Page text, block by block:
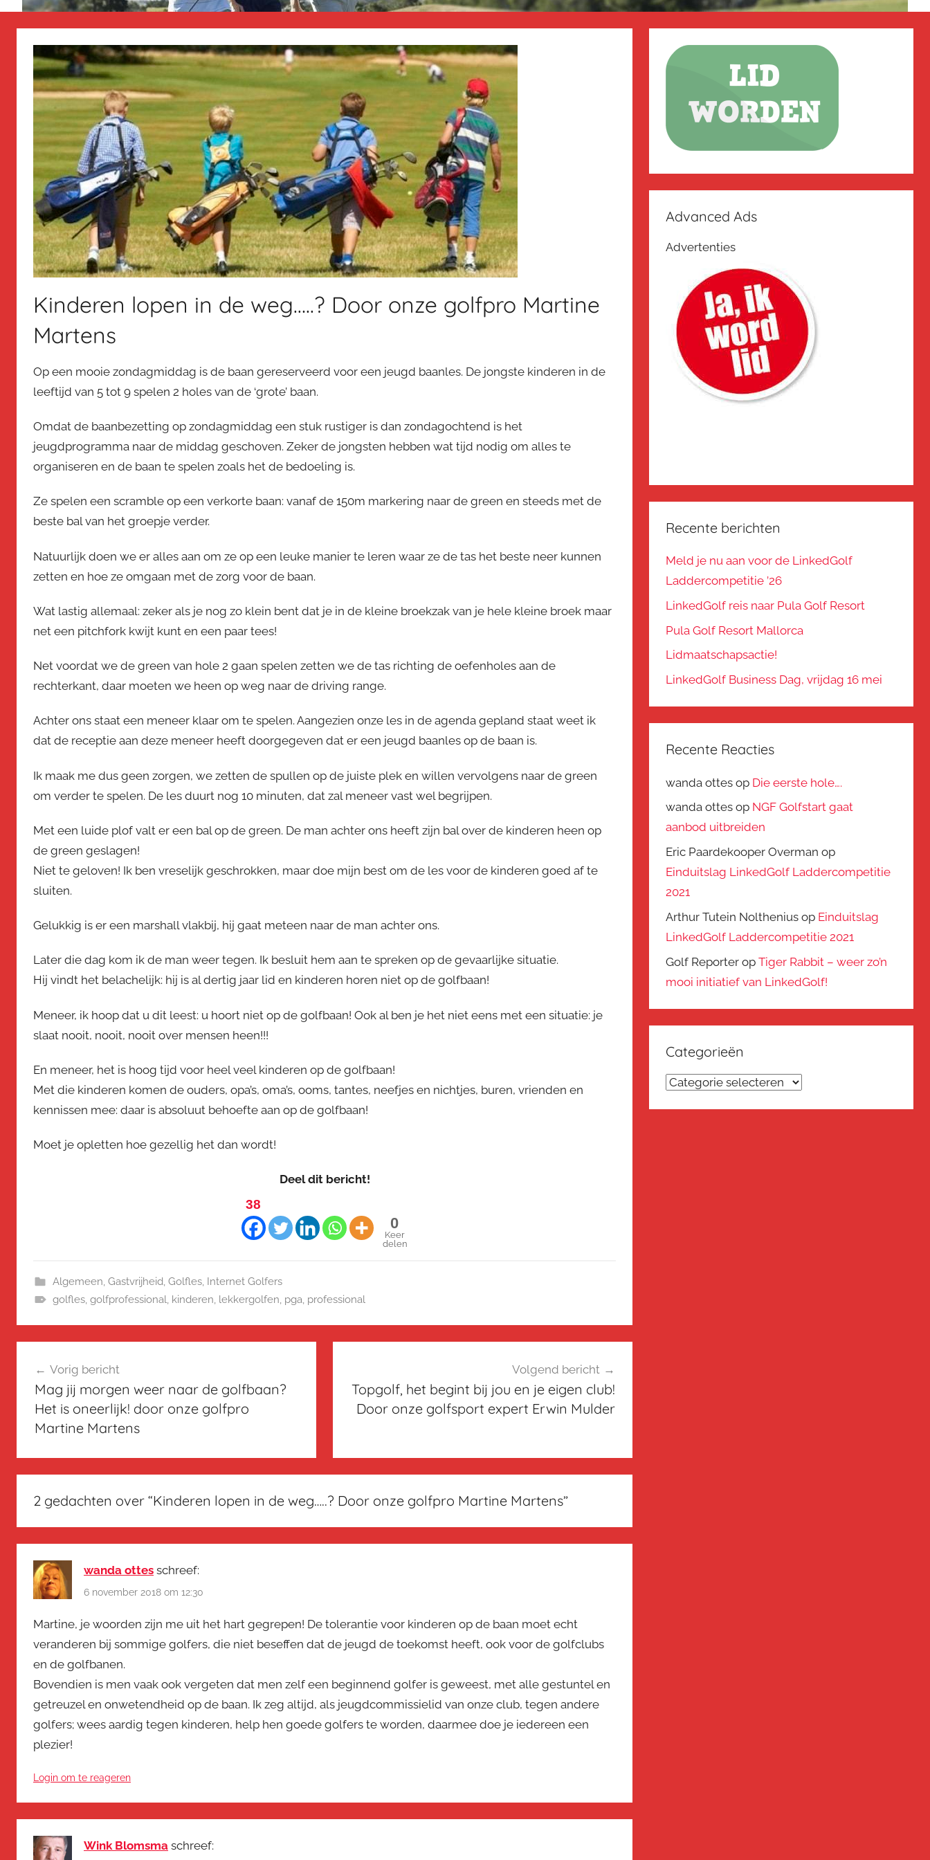
Kinderen lopen in de weg…..? Door onze golfpro Martine
Martens
Op een mooie zondagmiddag is de baan gereserveerd voor een jeugd baanles. De jongste kinderen in de
leeftijd van 5 tot 9 spelen 2 holes van de ‘grote’ baan.
Omdat de baanbezetting op zondagmiddag een stuk rustiger is dan zondagochtend is het
jeugdprogramma naar de middag geschoven. Zeker de jongsten hebben wat tijd nodig om alles te
organiseren en de baan te spelen zoals het de bedoeling is.
Ze spelen een scramble op een verkorte baan: vanaf de 150m markering naar de green en steeds met de
beste bal van het groepje verder.
Natuurlijk doen we er alles aan om ze op een leuke manier te leren waar ze de tas het beste neer kunnen
zetten en hoe ze omgaan met de zorg voor de baan.
Wat lastig allemaal: zeker als je nog zo klein bent dat je in de kleine broekzak van je hele kleine broek maar
net een pitchfork kwijt kunt en een paar tees!
Net voordat we de green van hole 2 gaan spelen zetten we de tas richting de oefenholes aan de
rechterkant, daar moeten we heen op weg naar de driving range.
Achter ons staat een meneer klaar om te spelen. Aangezien onze les in de agenda gepland staat weet ik
dat de receptie aan deze meneer heeft doorgegeven dat er een jeugd baanles op de baan is.
Ik maak me dus geen zorgen, we zetten de spullen op de juiste plek en willen vervolgens naar de green
om verder te spelen. De les duurt nog 10 minuten, dat zal meneer vast wel begrijpen.
Met een luide plof valt er een bal op de green. De man achter ons heeft zijn bal over de kinderen heen op
de green geslagen!
Niet te geloven! Ik ben vreselijk geschrokken, maar doe mijn best om de les voor de kinderen goed af te
sluiten.
Gelukkig is er een marshall vlakbij, hij gaat meteen naar de man achter ons.
Later die dag kom ik de man weer tegen. Ik besluit hem aan te spreken op de gevaarlijke situatie.
Hij vindt het belachelijk: hij is al dertig jaar lid en kinderen horen niet op de golfbaan!
Meneer, ik hoop dat u dit leest: u hoort niet op de golfbaan! Ook al ben je het niet eens met een situatie: je
slaat nooit, nooit, nooit over mensen heen!!!
En meneer, het is hoog tijd voor heel veel kinderen op de golfbaan!
Met die kinderen komen de ouders, opa’s, oma’s, ooms, tantes, neefjes en nichtjes, buren, vrienden en
kennissen mee: daar is absoluut behoefte aan op de golfbaan!
Moet je opletten hoe gezellig het dan wordt!
Deel dit bericht!
38
0
Keer
delen
Algemeen, Gastvrijheid, Golfles, Internet Golfers
golfles, golfprofessional, kinderen, lekkergolfen, pga, professional
navigatie
Vorig bericht
Mag jij morgen weer naar de golfbaan?
Het is oneerlijk! door onze golfpro
Martine Martens
Volgend bericht
Topgolf, het begint bij jou en je eigen club!
Door onze golfsport expert Erwin Mulder
2 gedachten over “Kinderen lopen in de weg…..? Door onze golfpro Martine Martens”
wanda ottes schreef:
6 november 2018 om 12:30
Martine, je woorden zijn me uit het hart gegrepen! De tolerantie voor kinderen op de baan moet echt
veranderen bij sommige golfers, die niet beseffen dat de jeugd de toekomst heeft, ook voor de golfclubs
en de golfbanen.
Bovendien is men vaak ook vergeten dat men zelf een beginnend golfer is geweest, met alle gestuntel en
getreuzel en onwetendheid op de baan. Ik zeg altijd, als jeugdcommissielid van onze club, tegen andere
golfers; wees aardig tegen kinderen, help hen goede golfers te worden, daarmee doe je iedereen een
plezier!
Login om te reageren
Wink Blomsma schreef:
Advanced Ads
Advertenties
Recente berichten
Meld je nu aan voor de LinkedGolf
Laddercompetitie ’26
LinkedGolf reis naar Pula Golf Resort
Pula Golf Resort Mallorca
Lidmaatschapsactie!
LinkedGolf Business Dag, vrijdag 16 mei
Recente Reacties
wanda ottes op Die eerste hole….
wanda ottes op NGF Golfstart gaat
aanbod uitbreiden
Eric Paardekooper Overman op
Einduitslag LinkedGolf Laddercompetitie
2021
Arthur Tutein Nolthenius op Einduitslag
LinkedGolf Laddercompetitie 2021
Golf Reporter opTiger Rabbit – weer zo’n
mooi initiatief van LinkedGolf!
Categorieën
Categorieën